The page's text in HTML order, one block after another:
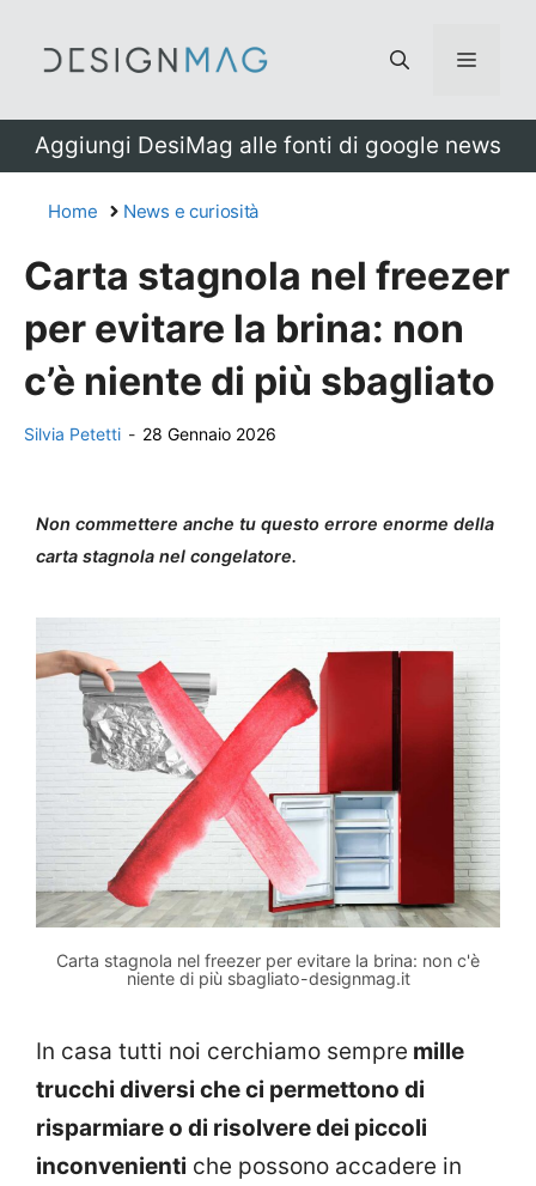
Menu
Aggiungi DesiMag alle fonti di google news
Home News e curiosità
Carta stagnola nel freezer
per evitare la brina: non
c’è niente di più sbagliato
Silvia Petetti - 28 Gennaio 2026
Non commettere anche tu questo errore enorme della
carta stagnola nel congelatore.
Carta stagnola nel freezer per evitare la brina: non c'è
niente di più sbagliato-designmag.it
In casa tutti noi cerchiamo sempre mille
trucchi diversi che ci permettono di
risparmiare o di risolvere dei piccoli
inconvenienti che possono accadere in